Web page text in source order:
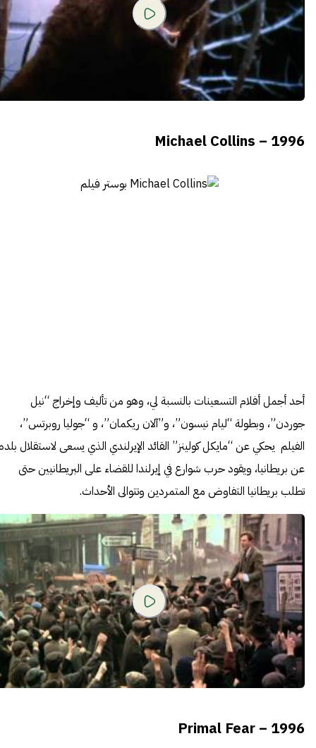
Michael Collins – 1996
أحد أجمل أفلام التسعينات بالنسبة لي، وهو من تأليف وإخراج “نيل
جوردن”، وبطولة “ليام نيسون”، و”آلان ريكمان”، و “جوليا روبرتس”،
الفيلم يحكي عن “مايكل كولينز” القائد الإيرلندي الذي يسعى لاستقلال
عن بريطانيا، ويقود حرب شوارع في إيرلندا للقضاء على البريطانيين حتى
تطلب بريطانيا التفاوض مع المتمردين وتتوالى الأحداث.
Primal Fear – 1996